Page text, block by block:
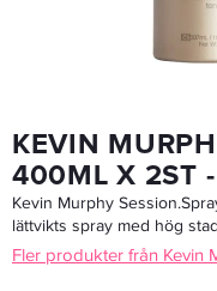
KEVIN
400ML X 2ST -
Kevin Murphy
lättvikts spray med hög
Fler produkter från Kevin